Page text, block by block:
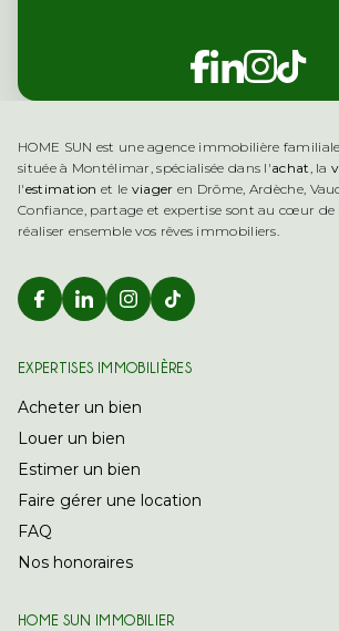
Retrouver
HOME SUN est une agence immobilière
située à Montélimar, spécialisée dans l'achat, la
l'estimation et le viager en Drôme, Ardèche,
Confiance, partage et expertise sont au cœur
réaliser ensemble vos rêves immobiliers.
Retrouver Home Sun
Retrouver Home
EXPERTISES IMMOBILIÈRES
Acheter un bien
Louer un bien
Estimer un bien
Faire gérer une location
FAQ
Nos honoraires
HOME SUN IMMOBILIER